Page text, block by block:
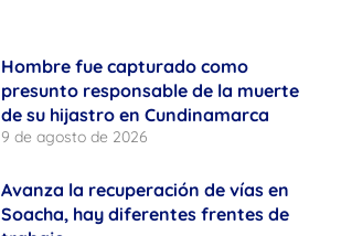
Hombre fue capturado como
presunto responsable de la muerte
de su hijastro en Cundinamarca
9 de agosto de 2026
Avanza la recuperación de vías en
Soacha, hay diferentes frentes de